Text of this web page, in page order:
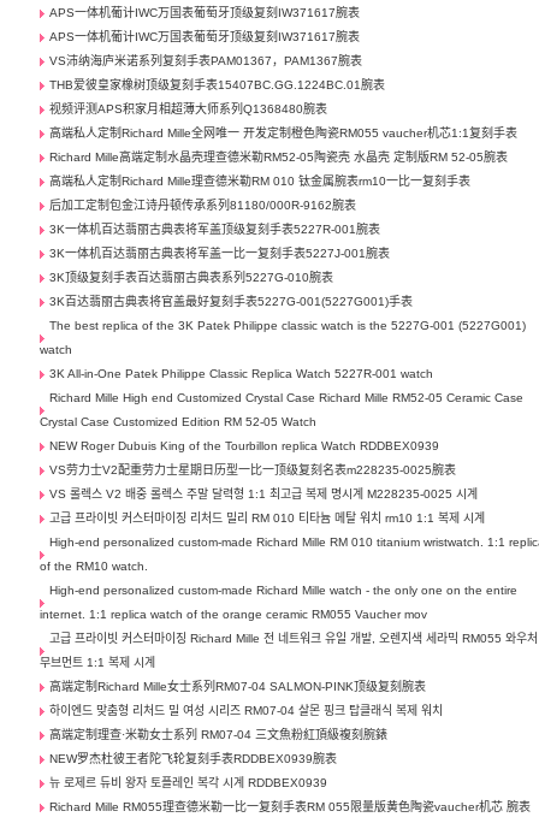
APS一体机葡计IWC万国表葡萄牙顶级复刻IW371617腕表
APS一体机葡计IWC万国表葡萄牙顶级复刻IW371617腕表
VS沛纳海庐米诺系列复刻手表PAM01367，PAM1367腕表
THB爱彼皇家橡树顶级复刻手表15407BC.GG.1224BC.01腕表
视频评测APS积家月相超薄大师系列Q1368480腕表
高端私人定制Richard Mille全网唯一 开发定制橙色陶瓷RM055 vaucher机芯1:1复刻手表
Richard Mille高端定制水晶壳理查德米勒RM52-05陶瓷壳 水晶壳 定制版RM 52-05腕表
高端私人定制Richard Mille理查德米勒RM 010 钛金属腕表rm10一比一复刻手表
后加工定制包金江诗丹顿传承系列81180/000R-9162腕表
3K一体机百达翡丽古典表将军盖顶级复刻手表5227R-001腕表
3K一体机百达翡丽古典表将军盖一比一复刻手表5227J-001腕表
3K顶级复刻手表百达翡丽古典表系列5227G-010腕表
3K百达翡丽古典表将官盖最好复刻手表5227G-001(5227G001)手表
The best replica of the 3K Patek Philippe classic watch is the 5227G-001 (5227G001)
watch
3K All-in-One Patek Philippe Classic Replica Watch 5227R-001 watch
Richard Mille High end Customized Crystal Case Richard Mille RM52-05 Ceramic Case
Crystal Case Customized Edition RM 52-05 Watch
NEW Roger Dubuis King of the Tourbillon replica Watch RDDBEX0939
VS劳力士V2配重劳力士星期日历型一比一顶级复刻名表m228235-0025腕表
VS 롤렉스 V2 배중 롤렉스 주말 달력형 1:1 최고급 복제 명시계 M228235-0025 시계
고급 프라이빗 커스터마이징 리처드 밀리 RM 010 티타늄 메탈 워치 rm10 1:1 복제 시계
High-end personalized custom-made Richard Mille RM 010 titanium wristwatch. 1:1
of the RM10 watch.
High-end personalized custom-made Richard Mille watch - the only one on the entire
internet. 1:1 replica watch of the orange ceramic RM055 Vaucher mov
고급 프라이빗 커스터마이징 Richard Mille 전 네트워크 유일 개발, 오렌지색 세라믹 RM055 와우처
무브먼트 1:1 복제 시계
高端定制Richard Mille女士系列RM07-04 SALMON-PINK顶级复刻腕表
하이엔드 맞춤형 리처드 밀 여성 시리즈 RM07-04 살몬 핑크 탑클래식 복제 워치
高端定制理查·米勒女士系列 RM07-04 三文魚粉紅頂級複刻腕錶
NEW罗杰杜彼王者陀飞轮复刻手表RDDBEX0939腕表
뉴 로제르 듀비 왕자 토플레인 복각 시계 RDDBEX0939
Richard Mille RM055理查德米勒一比一复刻手表RM 055限量版黄色陶瓷vaucher机芯 腕表